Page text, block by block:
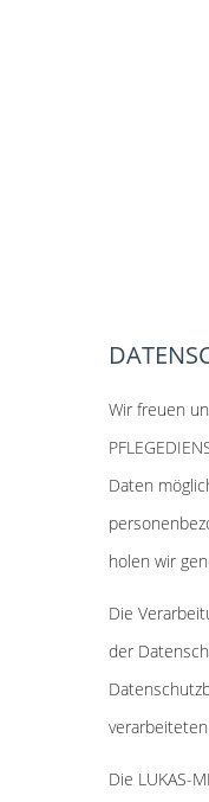
Wir freuen
Daten
holen wir
Die
der
Die LUKAS-